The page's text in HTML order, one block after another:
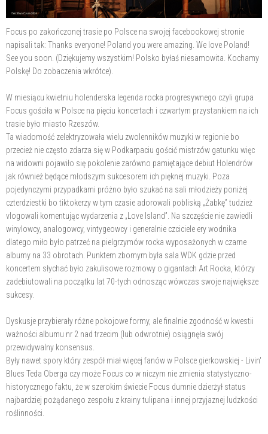
Focus po zakończonej trasie po Polsce na swojej facebookowej stronie
napisali tak: Thanks everyone! Poland you were amazing. We love Poland!
See you soon. (Dziękujemy wszystkim! Polsko byłaś niesamowita. Kochamy
Polskę! Do zobaczenia wkrótce).
W miesiącu kwietniu holenderska legenda rocka progresywnego czyli grupa
Focus gościła w Polsce na pięciu koncertach i czwartym przystankiem na ich
trasie było miasto Rzeszów.
Ta wiadomość zelektryzowała wielu zwolenników muzyki w regionie bo
przecież nie często zdarza się w Podkarpaciu gościć mistrzów gatunku więc
na widowni pojawiło się pokolenie zarówno pamiętające debiut Holendrów
jak również będące młodszym sukcesorem ich pięknej muzyki. Poza
pojedynczymi przypadkami próżno było szukać na sali młodzieży poniżej
czterdziestki bo tiktokerzy w tym czasie adorowali pobliską „Żabkę” tudzież
vlogowali komentując wydarzenia z „Love lsland”. Na szczęście nie zawiedli
winylowcy, analogowcy, vintygeowcy i generalnie czciciele ery wodnika
dlatego miło było patrzeć na pielgrzymów rocka wyposażonych w czarne
albumy na 33 obrotach. Punktem zbornym była sala WDK gdzie przed
koncertem słychać było zakulisowe rozmowy o gigantach Art Rocka, którzy
zadebiutowali na początku lat 70-tych odnosząc wówczas swoje największe
sukcesy.
Dyskusje przybierały różne pokojowe formy, ale finalnie zgodność w kwestii
ważności albumu nr 2 nad trzecim (lub odwrotnie) osiągnęła swój
przewidywalny konsensus.
Były nawet spory który zespół miał więcej fanów w Polsce gierkowskiej - Livin'
Blues Teda Oberga czy może Focus co w niczym nie zmienia statystyczno-
historycznego faktu, że w szerokim świecie Focus dumnie dzierżył status
najbardziej pożądanego zespołu z krainy tulipana i innej przyjaznej ludzkości
roślinności.